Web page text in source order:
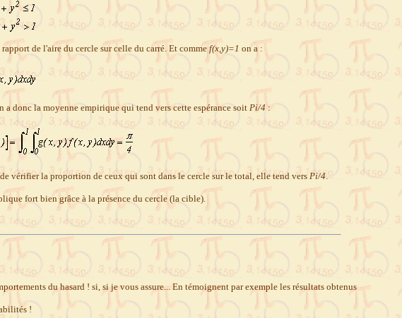
rapport de l'aire du cercle sur celle du carré. Et comme f(x,y)=1 on a :
a donc la moyenne empirique qui tend vers cette espérance soit Pi/4:
vérifier la proportion de ceux qui sont dans le cercle sur le total, elle tend vers Pi/4.
fort bien grâce à la présence du cercle (la cible).
du hasard ! si, si je vous assure... En témoignent par exemple les résultats obtenus
!